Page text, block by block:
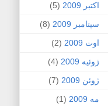
اکتبر 2009
(5)
سپتامبر 2009
(8)
اوت 2009
(2)
ژوئیه 2009
(4)
ژوئن 2009
(7)
مه 2009
(1)